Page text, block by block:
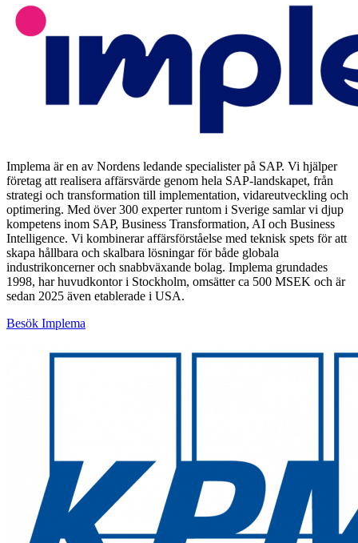
Implema är en av Nordens ledande specialister på SAP. Vi hjälper
företag att realisera affärsvärde genom hela SAP-landskapet, från
strategi och transformation till implementation, vidareutveckling och
optimering. Med över 300 experter runtom i Sverige samlar vi djup
kompetens inom SAP, Business Transformation, AI och Business
Intelligence. Vi kombinerar affärsförståelse med teknisk spets för att
skapa hållbara och skalbara lösningar för både globala
industrikoncerner och snabbväxande bolag. Implema grundades
1998, har huvudkontor i Stockholm, omsätter ca 500 MSEK och är
sedan 2025 även etablerade i USA.
Besök Implema